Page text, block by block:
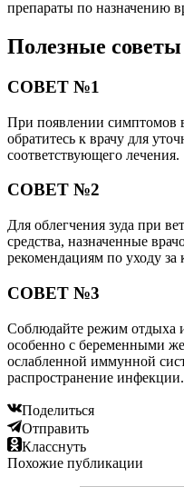
препараты по назначению
Полезные советы
СОВЕТ №1
При появлении симптомов
обратитесь к врачу для
соответствующего лечения.
СОВЕТ №2
Для облегчения зуда при
средства, назначенные
рекомендациям по уходу за
СОВЕТ №3
Соблюдайте режим отдыха
особенно с беременными
ослабленной иммунной
распространение инфекции.
Поделиться
Отправить
Класснуть
Похожие публикации